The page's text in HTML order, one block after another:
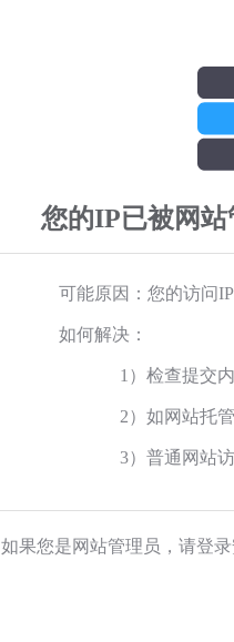
您的IP已被网
可能原因：您的访问
如何解决：
1）检查提交
2）如网站托
3）普通网站
如果您是网站管理员，请登